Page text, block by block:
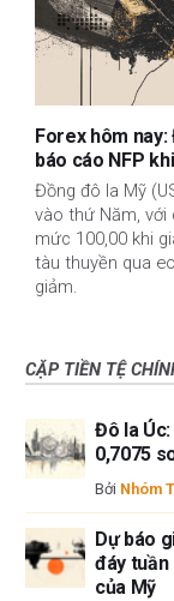
Forex hôm
báo cáo NFP
Đồng đô la Mỹ
vào thứ Năm, với
mức 100,00 khi
tàu ​​thuyền qua
giảm.
CẶP TIỀN TỆ
Đô la
0,7075
Bởi Nhóm
Dự báo
đáy tuần
của Mỹ